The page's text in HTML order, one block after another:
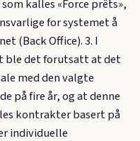
kalles «Force prêts»,
for systemet å
(Back Office). 3. I
ble det forutsatt at det
med den valgte
på fire år, og at denne
kontrakter basert på
individuelle